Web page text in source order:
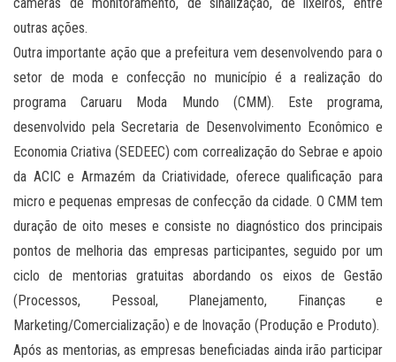
outras ações.
Outra importante ação que a prefeitura vem desenvolvendo para o
setor de moda e confecção no município é a realização do
programa Caruaru Moda Mundo (CMM). Este programa,
desenvolvido pela Secretaria de Desenvolvimento Econômico e
Economia Criativa (SEDEEC) com correalização do Sebrae e apoio
da ACIC e Armazém da Criatividade, oferece qualificação para
micro e pequenas empresas de confecção da cidade. O CMM tem
duração de oito meses e consiste no diagnóstico dos principais
pontos de melhoria das empresas participantes, seguido por um
ciclo de mentorias gratuitas abordando os eixos de Gestão
(Processos, Pessoal, Planejamento, Finanças e
Marketing/Comercialização) e de Inovação (Produção e Produto).
Após as mentorias, as empresas beneficiadas ainda irão participar